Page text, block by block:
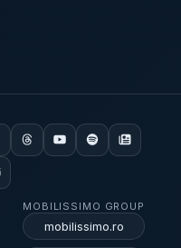
MOBILISSIMO GROUP
mobilissimo.ro